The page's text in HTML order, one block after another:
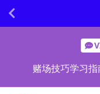
赌场技巧学习